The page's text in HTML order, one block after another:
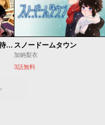
今夜もシリアルキラーと待ち合わせ スノードームタウン
加納梨衣
3話無料